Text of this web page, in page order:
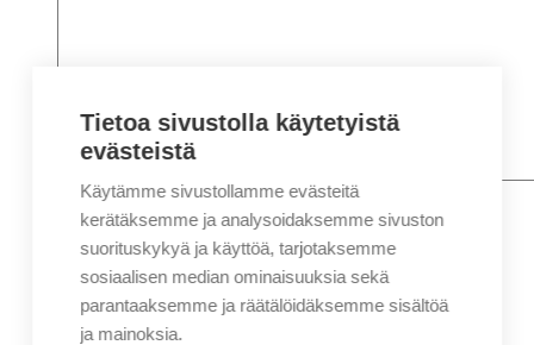
Nimi*
Etunimi
Sukunimi
Sähköposti*
Tietoa sivustolla käytetyistä
evästeistä
Käytämme sivustollamme evästeitä
kerätäksemme ja analysoidaksemme sivuston
suorituskykyä ja käyttöä, tarjotaksemme
sosiaalisen median ominaisuuksia sekä
parantaaksemme ja räätälöidäksemme sisältöä
ja mainoksia.